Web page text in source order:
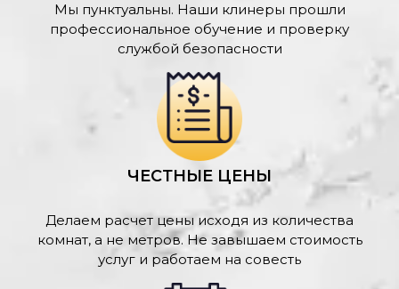
Мы пунктуальны. Наши клинеры прошли
профессиональное обучение и проверку
службой безопасности
ЧЕСТНЫЕ ЦЕНЫ
Делаем расчет цены исходя из количества
комнат, а не метров. Не завышаем стоимость
услуг и работаем на совесть